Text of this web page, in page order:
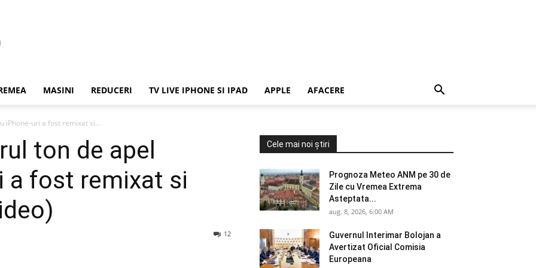
MASINI REDUCERI TV LIVE IPHONE SI IPAD APPLE AFACERE
iPhone-uri a fost remixat si...
ton de apel
a fost remixat si
12
Cele mai noi știri
Prognoza Meteo ANM pe 30 de
Zile cu Vremea Extrema
Asteptata...
aug. 8, 2026, 6:00 AM
Guvernul Interimar Bolojan a
Avertizat Oficial Comisia
Europeana